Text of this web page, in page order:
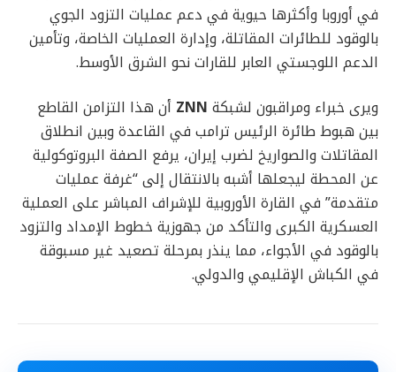
في أوروبا وأكثرها حيوية في دعم عمليات التزود الجوي
بالوقود للطائرات المقاتلة، وإدارة العمليات الخاصة، وتأمين
الدعم اللوجستي العابر للقارات نحو الشرق الأوسط.
ويرى خبراء ومراقبون لشبكة ZNN أن هذا التزامن القاطع
بين هبوط طائرة الرئيس ترامب في القاعدة وبين انطلاق
المقاتلات والصواريخ لضرب إيران، يرفع الصفة البروتوكولية
عن المحطة ليجعلها أشبه بالانتقال إلى “غرفة عمليات
متقدمة” في القارة الأوروبية للإشراف المباشر على العملية
العسكرية الكبرى والتأكد من جهوزية خطوط الإمداد والتزود
بالوقود في الأجواء، مما ينذر بمرحلة تصعيد غير مسبوقة
في الكباش الإقليمي والدولي.